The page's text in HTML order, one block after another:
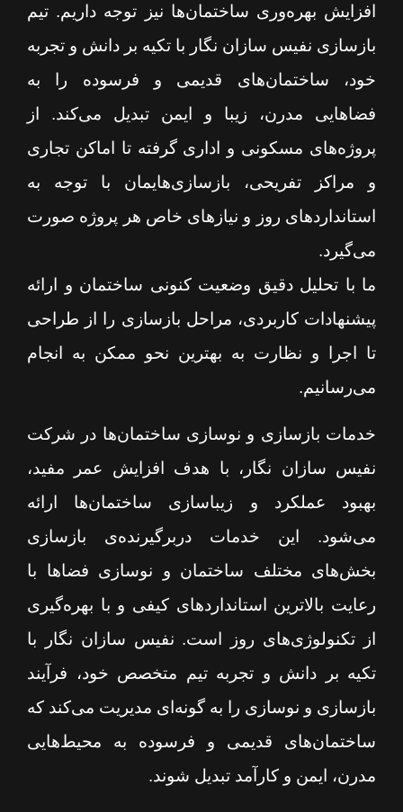
افزایش بهره‌وری ساختمان‌ها نیز توجه داریم. تیم
بازسازی نفیس سازان نگار با تکیه بر دانش و تجربه
خود، ساختمان‌های قدیمی و فرسوده را به
فضاهایی مدرن، زیبا و ایمن تبدیل می‌کند. از
پروژه‌های مسکونی و اداری گرفته تا اماکن تجاری
و مراکز تفریحی، بازسازی‌هایمان با توجه به
استانداردهای روز و نیازهای خاص هر پروژه صورت
می‌گیرد.
ما با تحلیل دقیق وضعیت کنونی ساختمان و ارائه
پیشنهادات کاربردی، مراحل بازسازی را از طراحی
تا اجرا و نظارت به بهترین نحو ممکن به انجام
می‌رسانیم.
خدمات بازسازی و نوسازی ساختمان‌ها در شرکت
نفیس سازان نگار، با هدف افزایش عمر مفید،
بهبود عملکرد و زیباسازی ساختمان‌ها ارائه
می‌شود. این خدمات دربرگیرنده‌ی بازسازی
بخش‌های مختلف ساختمان و نوسازی فضاها با
رعایت بالاترین استانداردهای کیفی و با بهره‌گیری
از تکنولوژی‌های روز است. نفیس سازان نگار با
تکیه بر دانش و تجربه تیم متخصص خود، فرآیند
بازسازی و نوسازی را به گونه‌ای مدیریت می‌کند که
ساختمان‌های قدیمی و فرسوده به محیط‌هایی
مدرن، ایمن و کارآمد تبدیل شوند.